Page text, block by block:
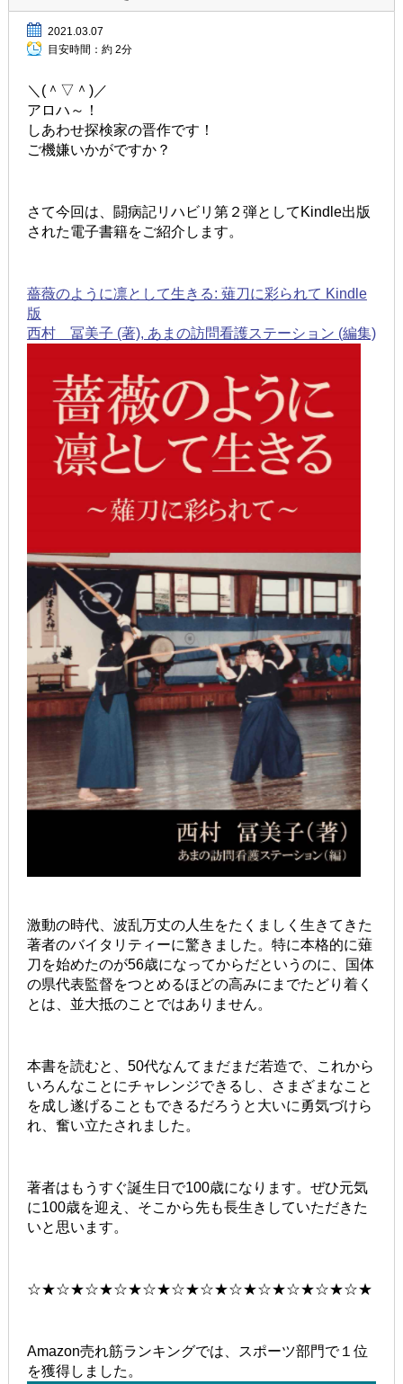
2021.03.07
目安時間： 約 2分
＼(＾▽＾)／
アロハ～！
しあわせ探検家の晋作です！
ご機嫌いかがですか？
さて今回は、闘病記リハビリ第２弾としてKindle出版
された電子書籍をご紹介します。
薔薇のように凛として生きる: 薙刀に彩られて Kindle
版
西村 冨美子 (著), あまの訪問看護ステーション (編集)
激動の時代、波乱万丈の人生をたくましく生きてきた
著者のバイタリティーに驚きました。特に本格的に薙
刀を始めたのが56歳になってからだというのに、国体
の県代表監督をつとめるほどの高みにまでたどり着く
とは、並大抵のことではありません。
本書を読むと、50代なんてまだまだ若造で、これから
いろんなことにチャレンジできるし、さまざまなこと
を成し遂げることもできるだろうと大いに勇気づけら
れ、奮い立たされました。
著者はもうすぐ誕生日で100歳になります。ぜひ元気
に100歳を迎え、そこから先も長生きしていただきた
いと思います。
☆★☆★☆★☆★☆★☆★☆★☆★☆★☆★☆★☆★
Amazon売れ筋ランキングでは、スポーツ部門で１位
を獲得しました。